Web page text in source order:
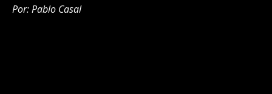
Por: Pablo Casal